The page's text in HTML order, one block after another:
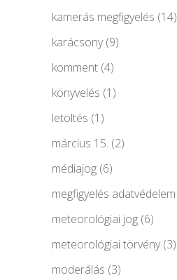
kamerás megfigyelés (14)
karácsony(9)
komment (4)
könyvelés (1)
letöltés (1)
március 15. (2)
médiajog (6)
megfigyelés adatvédelem
meteorológiai jog (6)
meteorológiai törvény(3)
moderálás (3)